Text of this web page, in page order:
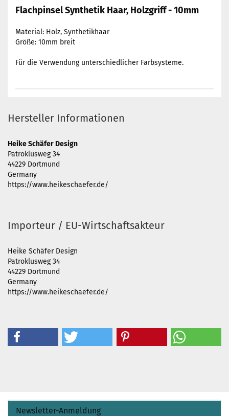
Flachpinsel Synthetik Haar, Holzgriff - 10mm
Material: Holz, Synthetikhaar
Größe: 10mm breit
Für die Verwendung unterschiedlicher Farbsysteme.
Hersteller Informationen
Heike Schäfer Design
Patroklusweg 34
44229 Dortmund
Germany
https://www.heikeschaefer.de/
Importeur / EU-Wirtschaftsakteur
Heike Schäfer Design
Patroklusweg 34
44229 Dortmund
Germany
https://www.heikeschaefer.de/
Newsletter-Anmeldung